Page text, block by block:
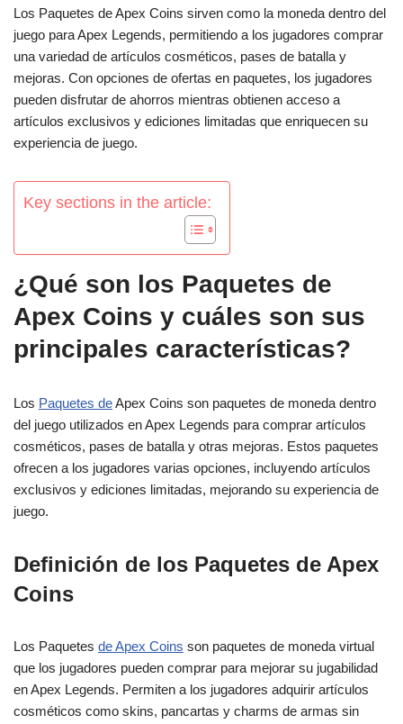
Los Paquetes de Apex Coins sirven como la moneda dentro del
juego para Apex Legends, permitiendo a los jugadores comprar
una variedad de artículos cosméticos, pases de batalla y
mejoras. Con opciones de ofertas en paquetes, los jugadores
pueden disfrutar de ahorros mientras obtienen acceso a
artículos exclusivos y ediciones limitadas que enriquecen su
experiencia de juego.
Key sections in the article:
¿Qué son los Paquetes de
Apex Coins y cuáles son sus
principales características?
Los Paquetes deApex Coins son paquetes de moneda dentro
del juego utilizados en Apex Legends para comprar artículos
cosméticos, pases de batalla y otras mejoras. Estos paquetes
ofrecen a los jugadores varias opciones, incluyendo artículos
exclusivos y ediciones limitadas, mejorando su experiencia de
juego.
Definición de los Paquetes de Apex
Coins
Los Paquetes de Apex Coins son paquetes de moneda virtual
que los jugadores pueden comprar para mejorar su jugabilidad
en Apex Legends. Permiten a los jugadores adquirir artículos
cosméticos como skins, pancartas y charms de armas sin